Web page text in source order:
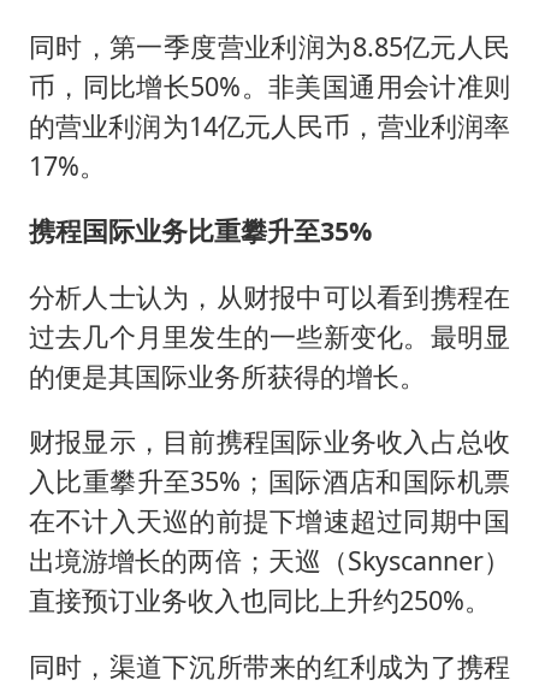
“不怕六爷挂得多 就怕六爷挂一颗”
全民健身事业高质量发展
台当局重金为“台独”织“皇帝新衣”
《欢迎来龙餐馆》口碑
乐享全民健身 共筑健康中国
同时，第一季度营业利润为8.85亿元人民
币，同比增长50%。非美国通用会计准则
的营业利润为14亿元人民币，营业利润率
17%。
携程国际业务比重攀升至35%
分析人士认为，从财报中可以看到携程在
过去几个月里发生的一些新变化。最明显
的便是其国际业务所获得的增长。
财报显示，目前携程国际业务收入占总收
入比重攀升至35%；国际酒店和国际机票
在不计入天巡的前提下增速超过同期中国
出境游增长的两倍；天巡（Skyscanner）
直接预订业务收入也同比上升约250%。
同时，渠道下沉所带来的红利成为了携程